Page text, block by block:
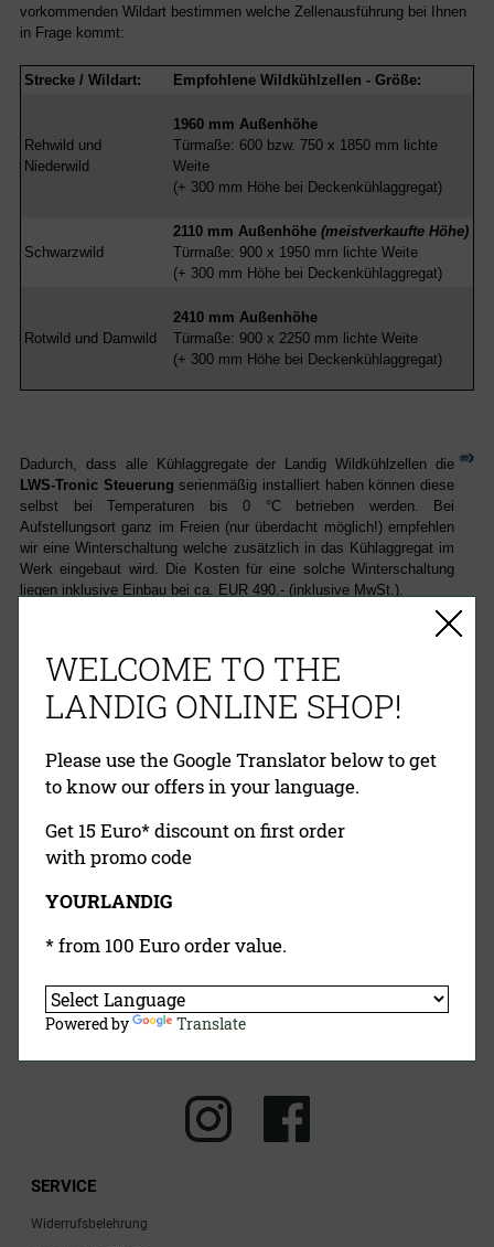
vorkommenden Wildart bestimmen welche Zellenausführung bei Ihnen
in Frage kommt:
Strecke / Wildart: Empfohlene Wildkühlzellen - Größe:
Rehwild und
Niederwild
1960 mm Außenhöhe
Türmaße: 600 bzw. 750 x 1850 mm lichte
Weite
(+ 300 mm Höhe bei Deckenkühlaggregat)
Schwarzwild
2110 mm Außenhöhe (meistverkaufte Höhe)
Türmaße: 900 x 1950 mm lichte Weite
(+ 300 mm Höhe bei Deckenkühlaggregat)
Rotwild und Damwild
2410 mm Außenhöhe
Türmaße: 900 x 2250 mm lichte Weite
(+ 300 mm Höhe bei Deckenkühlaggregat)
Dadurch, dass alle Kühlaggregate der Landig Wildkühlzellen die
LWS-Tronic Steuerung serienmäßig installiert haben können diese
selbst bei Temperaturen bis 0 °C betrieben werden. Bei
Aufstellungsort ganz im Freien (nur überdacht möglich!) empfehlen
wir eine Winterschaltung welche zusätzlich in das Kühlaggregat im
Werk eingebaut wird. Die Kosten für eine solche Winterschaltung
liegen inklusive Einbau bei ca. EUR 490.- (inklusive MwSt.).
EINFACHE ZAHLUNG
RECHNUNG VORKASSE PAYPAL
Jetzt Anmelden
SERVICE
Widerrufsbelehrung
WELCOME TO THE
LANDIG ONLINE SHOP!
Please use the Google Translator below to get
to know our offers in your language.
Get 15 Euro* discount on first order
with promo code
YOURLANDIG
* from 100 Euro order value.
Powered by Translate